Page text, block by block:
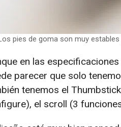
pies de goma son muy
en las
parecer que solo
tenemos el
el scroll (3